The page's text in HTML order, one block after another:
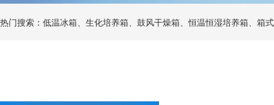
热门搜索：低温冰箱、生化培养箱、鼓风干燥箱、恒温恒湿培养箱、箱